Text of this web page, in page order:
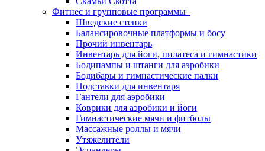
Фитнес и групповые программы
Шведские стенки
Балансировочные платформы и босу
Прочий инвентарь
Инвентарь для йоги, пилатеса и гимнастики
Бодипампы и штанги для аэробики
Бодибары и гимнастические палки
Подставки для инвентаря
Гантели для аэробики
Коврики для аэробики и йоги
Гимнастические мячи и фитболы
Массажные роллы и мячи
Утяжелители